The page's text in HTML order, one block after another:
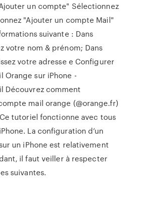
un compte" Sélectionnez
"Ajouter un compte Mail"
suivante : Dans
votre nom & prénom; Dans
votre adresse e Configurer
Orange sur iPhone -
Découvrez comment
mail orange (@orange.fr)
tutoriel fonctionne avec tous
La configuration d’un
un iPhone est relativement
il faut veiller à respecter
suivantes.